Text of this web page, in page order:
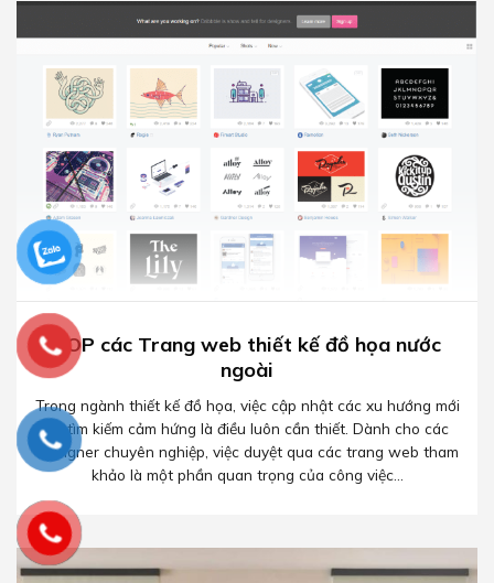
TOP các Trang web thiết kế đồ họa nước
ngoài
Trong ngành thiết kế đồ họa, việc cập nhật các xu hướng mới
và tìm kiếm cảm hứng là điều luôn cần thiết. Dành cho các
Designer chuyên nghiệp, việc duyệt qua các trang web tham
khảo là một phần quan trọng của công việc...